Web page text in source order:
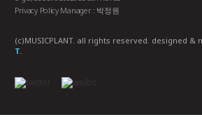
Privacy Policy Manager : 박정원
(c)MUSICPLANT. all rights reserved. designed &
T.